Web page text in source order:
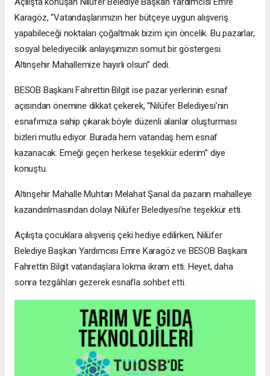
Karagöz, “Vatandaşlarımızın her bütçeye uygun alışveriş
yapabileceği noktaları çoğaltmak bizim için öncelik. Bu pazarlar,
sosyal belediyecilik anlayışımızın somut bir göstergesi.
Altınşehir Mahallemize hayırlı olsun” dedi.
BESOB Başkanı Fahrettin Bilgit ise pazar yerlerinin esnaf
açısından önemine dikkat çekerek, “Nilüfer Belediyesi’nin
esnafımıza sahip çıkarak böyle düzenli alanlar oluşturması
bizleri mutlu ediyor. Burada hem vatandaş hem esnaf
kazanacak. Emeği geçen herkese teşekkür ederim” diye
konuştu.
Altınşehir Mahalle Muhtarı Melahat Şanal da pazarın mahalleye
kazandırılmasından dolayı Nilüfer Belediyesi’ne teşekkür etti.
Açılışta çocuklara alışveriş çeki hediye edilirken, Nilüfer
Belediye Başkan Yardımcısı Emre Karagöz ve BESOB Başkanı
Fahrettin Bilgit vatandaşlara lokma ikram etti. Heyet, daha
sonra tezgâhları gezerek esnafla sohbet etti.